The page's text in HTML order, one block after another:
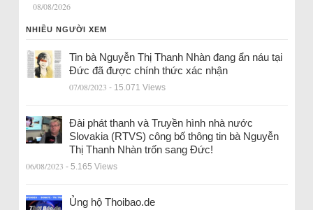
08/08/2026
NHIỀU NGƯỜI XEM
Tin bà Nguyễn Thị Thanh Nhàn đang ẩn náu tại
Đức đã được chính thức xác nhận
07/08/2023 - 15.071 Views
Đài phát thanh và Truyền hình nhà nước
Slovakia (RTVS) công bố thông tin bà Nguyễn
Thị Thanh Nhàn trốn sang Đức!
06/08/2023 - 5.165 Views
Ủng hộ Thoibao.de